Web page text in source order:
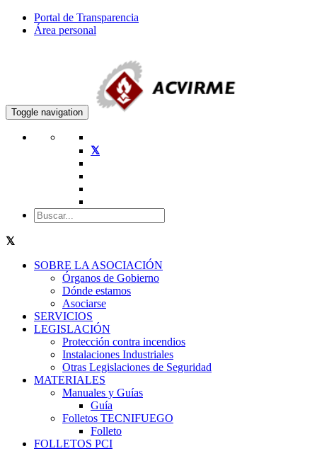
Portal de Transparencia
Área personal
Toggle navigation
SOBRE LA ASOCIACIÓN
Órganos de Gobierno
Dónde estamos
Asociarse
SERVICIOS
LEGISLACIÓN
Protección contra incendios
Instalaciones Industriales
Otras Legislaciones de Seguridad
MATERIALES
Manuales y Guías
Guía
Folletos TECNIFUEGO
Folleto
FOLLETOS PCI